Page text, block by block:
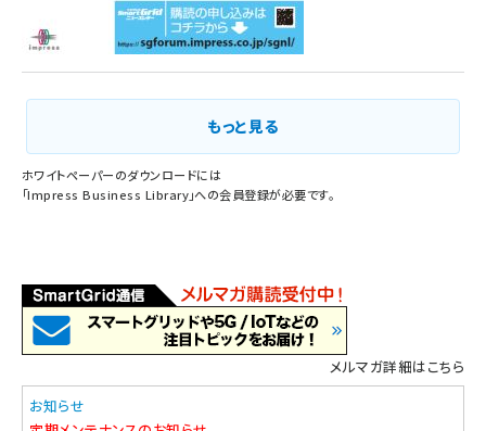
もっと見る
ホワイトペーパーのダウンロードには
「Impress Business Library」への会員登録が必要です。
メルマガ詳細はこちら
お知らせ